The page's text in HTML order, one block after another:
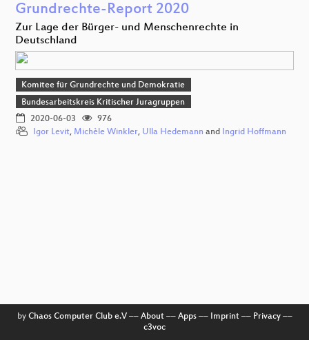
Grundrechte-Report 2020
Zur Lage der Bürger- und Menschenrechte in
Deutschland
Komitee für Grundrechte und Demokratie
Bundesarbeitskreis Kritischer Juragruppen
2020-06-03
976
Igor Levit, Michèle Winkler, Ulla Hedemann and Ingrid Hoffmann
by Chaos Computer Club e.V–– About–– Apps–– Imprint–– Privacy––
c3voc